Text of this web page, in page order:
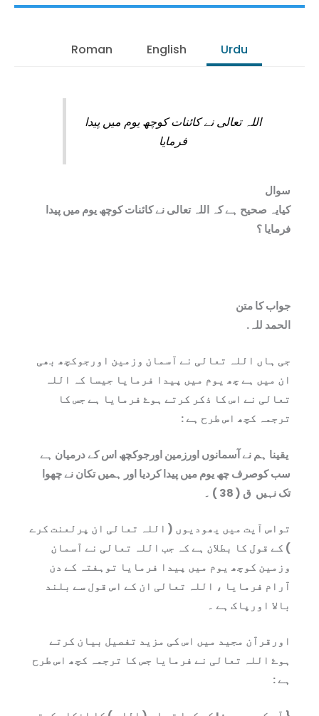
Roman English Urdu
اللہ تعالی نے کائنات کوچھ یوم میں پیدا
فرمایا
سوال
کیایہ صحیح ہے کہ اللہ تعالی نے کائنات کوچھ یوم میں پیدا
فرمایا ؟
جواب کا متن
الحمد للہ.
جی ہاں اللہ تعالی نے آسمان وزمین اورجوکچھ بھی
ان میں ہے چھ یوم میں پیدا فرمایا جیسا کہ اللہ
تعالی نے اس کا ذکر کرتے ہوۓ فرمایا ہے جس کا
ترجمہ کچھ اس طرح ہے :
یقینا ہم نے آسمانوں اورزمین اورجوکچھ اس کے درمیان ہے
سب کوصرف چھ یوم میں پیدا کردیا اور ہمیں تکان نے چھوا
تک نہیں ق ( 38 ) ۔
تواس آیت میں یھودیوں ( اللہ تعالی ان پرلعنت کرے
) کے قول کا بطلان ہے کہ جب اللہ تعالی نے آسمان
وزمین کوچھ یوم میں پیدا فرمایا توہفتہ کے دن
آرام فرمایا ، اللہ تعالی ان کے اس قول سے بلند
بالا اورپاک ہے ۔
اورقرآن مجید میں اس کی مزید تفصیل بیان کرتے
ہوۓ اللہ تعالی نے فرمایا جس کا ترجمہ کچھ اس طرح
ہے :